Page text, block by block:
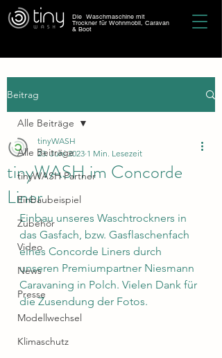
Die Waschmaschine mit
Trockner für Wohnmobil, Caravan
& Boot
Beitrag
Alle Beiträge
tinyWASH Partner
Einbaubeispiel
Zubehör
Video
News
Presse
Modellwechsel
Klimaschutz
Alle Beiträge
tinyWASH im Concorde
Liner
tinyWASH
23. Juni 2023 1 Min. Lesezeit
Einbau unseres Waschtrockners in
das Gasfach, bzw. Gasflaschenfach
eines Concorde Liners durch
unseren Premiumpartner Niesmann
Caravaning in Polch. Vielen Dank für
die Zusendung der Fotos.